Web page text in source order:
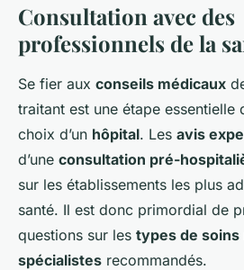
Consultation avec des
professionnels de la
Se fier aux conseils médicaux
traitant est une étape essentielle
choix d’un hôpital. Les avis
d’une consultation pré-
sur les établissements les plus
santé. Il est donc primordial de
questions sur les types de soins
spécialistes recommandés.